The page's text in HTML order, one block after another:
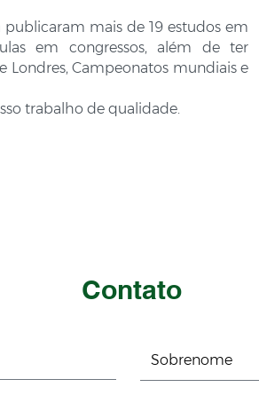
publicaram mais de 19 estudos em
em congressos, além de ter
Campeonatos mundiais e
trabalho de qualidade.
Contato